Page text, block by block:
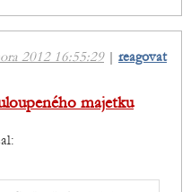
2012 16:55:29| reagovat
majetku